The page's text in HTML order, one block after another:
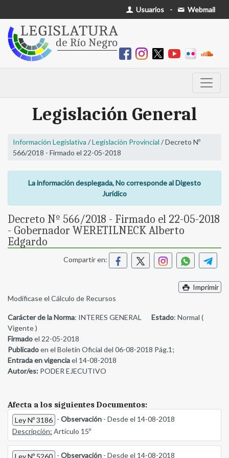
Usuarios - Webmail
Legislación General
Información Legislativa /Legislación Provincial / Decreto Nº
566/2018 - Firmado el 22-05-2018
La información desplegada, No corresponde al Digesto
Jurídico
Decreto Nº 566/2018 - Firmado el 22-05-2018
- Gobernador WERETILNECK Alberto
Edgardo
Compartir en:
Imprimir
Modificase el Cálculo de Recursos
Carácter de la Norma: INTERES GENERAL Estado: Normal (
Vigente )
Firmadoel 22-05-2018
Publicadoen el Boletín Oficial del 06-08-2018 Pág.1;
Entrada en vigenciael 14-08-2018
Autor/es: PODER EJECUTIVO
Afecta a los siguientes Documentos:
Ley Nº 3186 - Observación - Desde el 14-08-2018
Descripción: Artículo 15º
- Observación - Desde el 14-08-2018